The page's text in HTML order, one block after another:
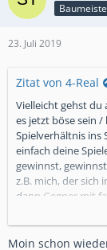
23. Juli 2019
Zitat von 4-Real
Vielleicht gehst
es jetzt böse sein
Spielverhältnis ins
einfach deine
gewinnst,
z.B. mich, der sich
dann Gegner mit
du auch verloren
gewinnen?
komischerweise
Moin schon